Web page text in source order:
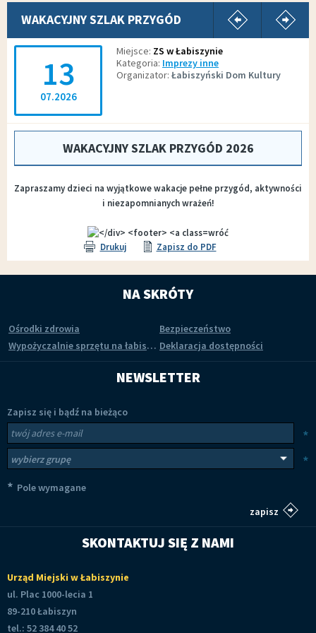
WAKACYJNY SZLAK PRZYGÓD
pokaż
13
07.2026
Miejsce ZS w Łabiszynie
Kategoria Imprezy inne
Organizator Łabiszyński Dom Kultury
WAKACYJNY SZLAK PRZYGÓD 2026
Zapraszamy dzieci na wyjątkowe wakacje pełne przygód, aktywności
i niezapomnianych wrażeń!
wróć
Drukuj
Zapisz do PDF
NA SKRÓTY
Ośrodki zdrowia
Bezpieczeństwo
Wypożyczalnie sprzętu na łabiszyńskiej wyspie Deklaracja dostępności
NEWSLETTER
Zapisz się i bądź na bieżąco
Newsletter
*
*
* Pole wymagane
SKONTAKTUJ SIĘ Z NAMI
Urząd Miejski w Łabiszynie
ul. Plac 1000-lecia 1
89-210 Łabiszyn
tel.: 52 384 40 52